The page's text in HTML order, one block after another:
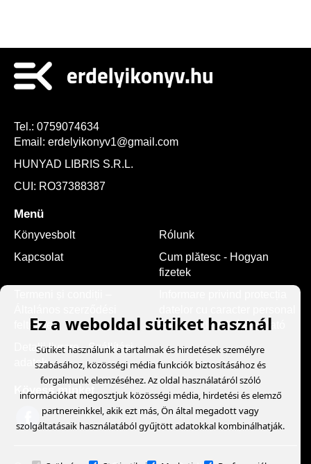
Tel.: 0759074634
Email: erdelyikonyv1@gmail.com
HUNYAD LIBRIS S.R.L.
CUI: RO37388387
Menü
Könyvesbolt
Rólunk
Kapcsolat
Cum plătesc - Hogyan
fizetek
feltételek
– Adatvédelmi tájékoztató
Detalii livrare - Szállítási
adatok
Kövess minket
Ez a weboldal sütiket használ
Sütiket használunk a tartalmak és hirdetések személyre
szabásához, közösségi média funkciók biztosításához és
forgalmunk elemzéséhez. Az oldal használatáról szóló
információkat megosztjuk közösségi média, hirdetési és elemző
partnereinkkel, akik ezt más, Ön által megadott vagy
szolgáltatásaik használatából gyűjtött adatokkal kombinálhatják.